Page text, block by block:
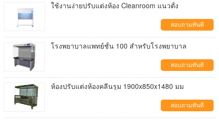
ใช้งานง่ายปรับแต่งห้อง Cleanroom แนวตั้ง
สอบถามทันที
โรงพยาบาลแพทย์ชั้น 100 สำหรับโรงพยาบาล
สอบถามทันที
ห้องปรับแต่งห้องคลีนรูม 1900x850x1480 มม
สอบถามทันที